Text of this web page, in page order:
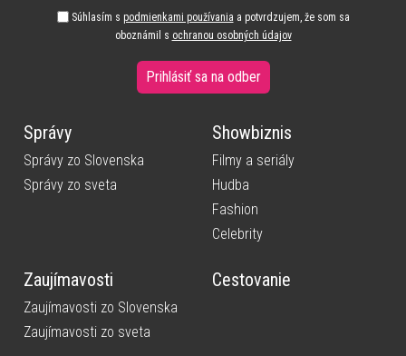
Súhlasím s podmienkami používania a potvrdzujem, že som sa
oboznámil s ochranou osobných údajov
Prihlásiť sa na odber
Správy
Správy zo Slovenska
Správy zo sveta
Showbiznis
Filmy a seriály
Hudba
Fashion
Celebrity
Zaujímavosti
Zaujímavosti zo Slovenska
Zaujímavosti zo sveta
Cestovanie